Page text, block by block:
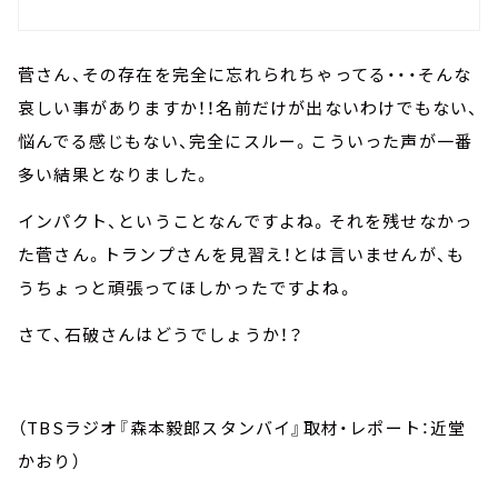
菅さん、その存在を完全に忘れられちゃってる・・・そんな
哀しい事がありますか！！名前だけが出ないわけでもない、
悩んでる感じもない、完全にスルー。こういった声が一番
多い結果となりました。
インパクト、ということなんですよね。それを残せなかっ
た菅さん。トランプさんを見習え！とは言いませんが、も
うちょっと頑張ってほしかったですよね。
さて、石破さんはどうでしょうか！？
（TBSラジオ『森本毅郎スタンバイ』取材・レポート：近堂
かおり）